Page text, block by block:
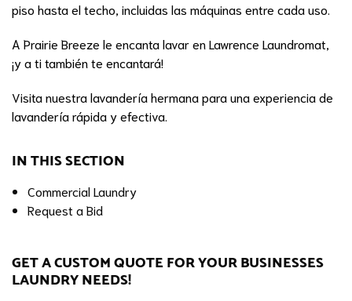
piso hasta el techo, incluidas las máquinas entre cada uso.
A Prairie Breeze le encanta lavar en Lawrence Laundromat,
¡y a ti también te encantará!
Visita nuestra lavandería hermana para una experiencia de
lavandería rápida y efectiva.
IN THIS SECTION
Commercial Laundry
Request a Bid
GET A CUSTOM QUOTE FOR YOUR BUSINESSES
LAUNDRY NEEDS!